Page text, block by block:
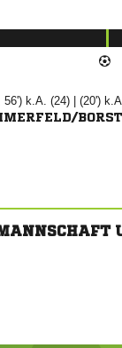
56') k.A. (24) | (20')